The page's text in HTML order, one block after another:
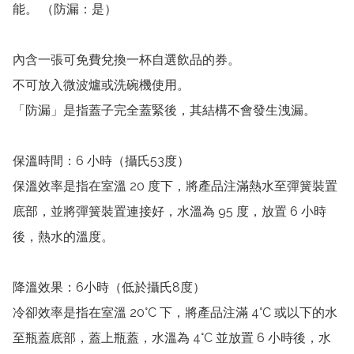
能。 （防漏：是）
內含一張可免費兌換一杯自選飲品的券。
不可放入微波爐或洗碗機使用。
「防漏」是指蓋子完全蓋緊後，其結構不會發生洩漏。
保溫時間：6 小時（攝氏53度）
保溫效率是指在室溫 20 度下，將產品注滿熱水至彈簧裝置
底部，並將彈簧裝置連接好，水溫為 95 度，放置 6 小時
後，熱水的溫度。
降溫效果：6小時（低於攝氏8度）
冷卻效率是指在室溫 20°C 下，將產品注滿 4°C 或以下的水
至瓶蓋底部，蓋上瓶蓋，水溫為 4°C 並放置 6 小時後，水